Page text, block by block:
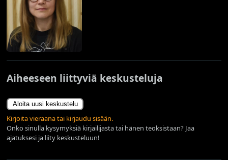
Aiheeseen liittyviä keskusteluja
Aloita uusi keskustelu
Kirjoita vieraana tai kirjaudu sisään.
Onko sinulla kysymyksiä kirjailijasta tai hänen teoksistaan? Jaa
ajatuksesi ja liity keskusteluun!